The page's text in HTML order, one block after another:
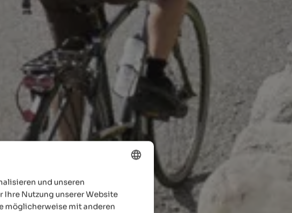
GERMAN
und unseren
Ihre Nutzung unserer Website
möglicherweise mit anderen